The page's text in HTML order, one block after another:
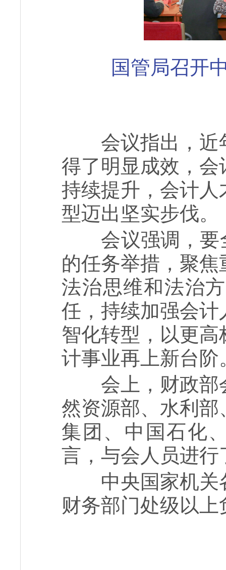
国管局召开
会议指出，近
得了明显成效，
持续提升，会计
型迈出坚实步伐。
会议强调，要
的任务举措，聚
法治思维和法治
任，持续加强会
智化转型，以更
计事业再上新台阶
会上，财政部
然资源部、水利
集团、中国石化
言，与会人员进行
中央国家机
财务部门处级以